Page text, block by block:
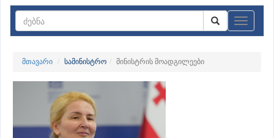
მთავარი სამინისტრო მინისტრის მოადგილეები